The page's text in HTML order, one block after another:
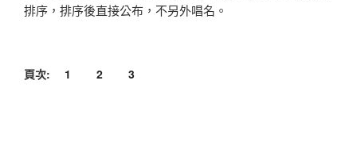
排序，排序後直接公布，不另外唱名。
頁次: 1 2 3